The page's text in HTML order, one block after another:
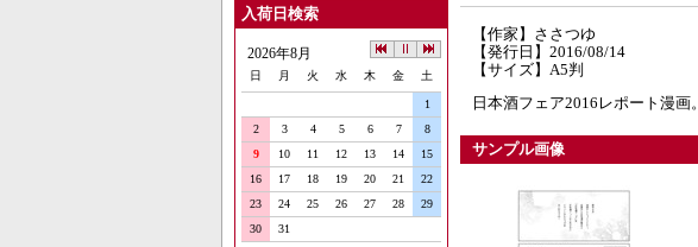
入荷日検索
2026年8月
日 月 火 水 木 金 土
1
2
3 4 5 6 7
8
9
10 11 12 13 14
15
16
17 18 19 20 21
22
23
24 25 26 27 28
29
30
31
【作家】ささつゆ
【発行日】2016/08/14
【サイズ】A5判
日本酒フェア2016レポート漫
サンプル画像